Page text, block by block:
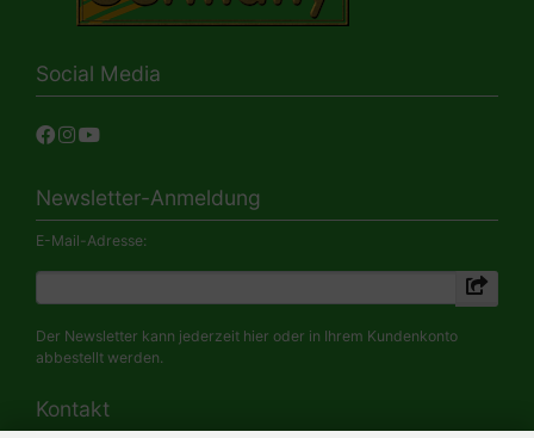
Social Media
Newsletter-Anmeldung
E-Mail-Adresse:
Der Newsletter kann jederzeit hier oder in Ihrem Kundenkonto
abbestellt werden.
Kontakt